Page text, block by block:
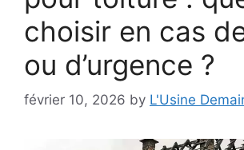
choisir en cas
ou d’urgence ?
février 10, 2026 by L'Usine